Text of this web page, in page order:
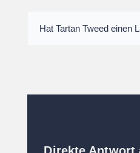
Hat Tartan Tweed einen